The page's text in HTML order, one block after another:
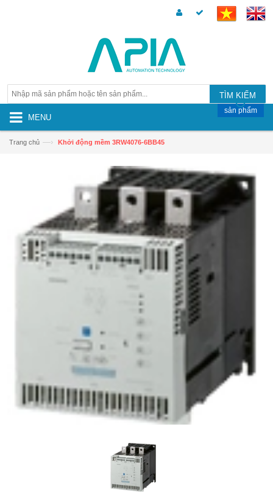
TÌM KIẾM
MENU
sản phẩm
Trang chủ —› Khởi động mềm 3RW4076-6BB45